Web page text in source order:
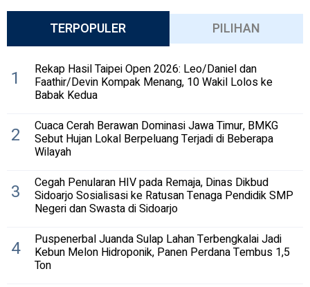
TERPOPULER PILIHAN
1 Rekap Hasil Taipei Open 2026: Leo/Daniel dan
Faathir/Devin Kompak Menang, 10 Wakil Lolos ke
Babak Kedua
2 Cuaca Cerah Berawan Dominasi Jawa Timur, BMKG
Sebut Hujan Lokal Berpeluang Terjadi di Beberapa
Wilayah
3 Cegah Penularan HIV pada Remaja, Dinas Dikbud
Sidoarjo Sosialisasi ke Ratusan Tenaga Pendidik SMP
Negeri dan Swasta di Sidoarjo
4 Puspenerbal Juanda Sulap Lahan Terbengkalai Jadi
Kebun Melon Hidroponik, Panen Perdana Tembus 1,5
Ton